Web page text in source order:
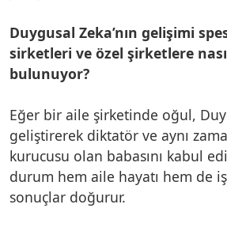
Duygusal Zeka’nın gelişimi
sirketleri ve özel şirketlere
bulunuyor?
Eğer bir aile şirketinde oğul,
geliştirerek diktatör ve aynı
kurucusu olan babasını kabul
durum hem aile hayatı hem de
sonuçlar doğurur.